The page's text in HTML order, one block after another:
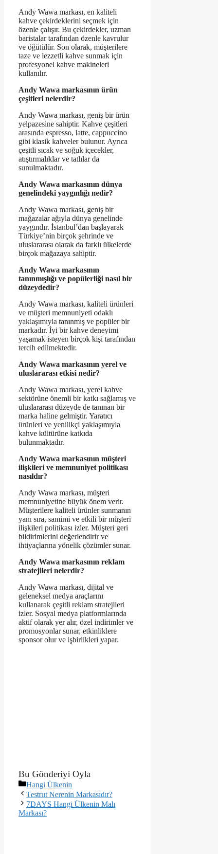
Andy Wawa markası, en kaliteli
kahve çekirdeklerini seçmek için
özenle çalışır. Bu çekirdekler, uzman
baristalar tarafından özenle kavrulur
ve öğütülür. Son olarak, müşterilere
taze ve lezzetli kahve sunmak için
profesyonel kahve makineleri
kullanılır.
Andy Wawa markasının ürün
çeşitleri nelerdir?
Andy Wawa markası, geniş bir ürün
yelpazesine sahiptir. Kahve çeşitleri
arasında espresso, latte, cappuccino
gibi klasik kahveler bulunur. Ayrıca
çeşitli sıcak ve soğuk içecekler,
atıştırmalıklar ve tatlılar da
sunulmaktadır.
Andy Wawa markasının dünya
genelindeki yaygınlığı nedir?
Andy Wawa markası, geniş bir
mağazalar ağıyla dünya genelinde
yaygındır. İstanbul’dan başlayarak
Türkiye’nin birçok şehrinde ve
uluslararası olarak da farklı ülkelerde
birçok mağazaya sahiptir.
Andy Wawa markasının
tanınmışlığı ve popülerliği nasıl bir
düzeydedir?
Andy Wawa markası, kaliteli ürünleri
ve müşteri memnuniyeti odaklı
yaklaşımıyla tanınmış ve popüler bir
markadır. İyi bir kahve deneyimi
yaşamak isteyen birçok kişi tarafından
tercih edilmektedir.
Andy Wawa markasının yerel ve
uluslararası etkisi nedir?
Andy Wawa markası, yerel kahve
sektörüne önemli bir katkı sağlamış ve
uluslararası düzeyde de tanınan bir
marka haline gelmiştir. Yaratıcı
ürünleri ve yenilikçi yaklaşımıyla
kahve kültürüne katkıda
bulunmaktadır.
Andy Wawa markasının müşteri
ilişkileri ve memnuniyet politikası
nasıldır?
Andy Wawa markası, müşteri
memnuniyetine büyük önem verir.
Müşterilere kaliteli ürünler sunmanın
yanı sıra, samimi ve etkili bir müşteri
ilişkileri politikası izler. Müşteri geri
bildirimlerini değerlendirir ve
ihtiyaçlarına yönelik çözümler sunar.
Andy Wawa markasının reklam
stratejileri nelerdir?
Andy Wawa markası, dijital ve
geleneksel medya araçlarını
kullanarak çeşitli reklam stratejileri
izler. Sosyal medya platformlarında
aktif olarak yer alır, özel indirimler ve
promosyonlar sunar, etkinliklere
sponsor olur ve işbirlikleri yapar.
Bu Gönderiyi Oyla
Kategoriler
Hangi Ülkenin
Testrut Nerenin Markasıdır?
7DAYS Hangi Ülkenin Malı
Markası?